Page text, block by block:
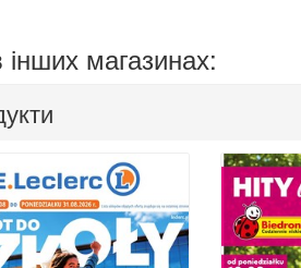
інших магазинах: